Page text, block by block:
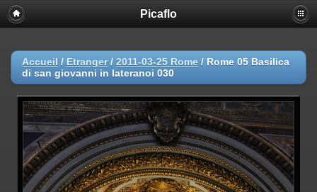
Picaflo
Accueil / Etranger/ 2011-03-25 Rome / Rome 05 Basilica
di san giovanni in lateranoi 030